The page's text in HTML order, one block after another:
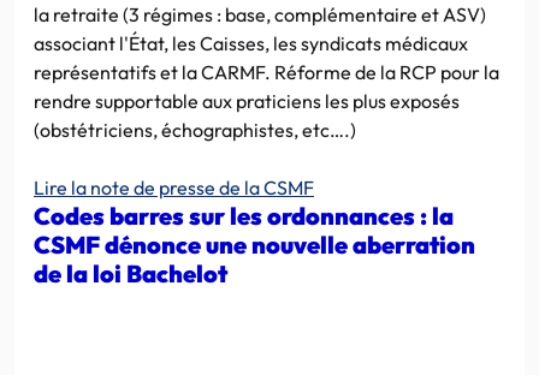
la retraite (3 régimes : base, complémentaire et ASV)
associant l'État, les Caisses, les syndicats médicaux
représentatifs et la CARMF. Réforme de la RCP pour la
rendre supportable aux praticiens les plus exposés
(obstétriciens, échographistes, etc….)
Lire la note de presse de la CSMF
Codes barres sur les ordonnances : la
CSMF dénonce une nouvelle aberration
de la loi Bachelot